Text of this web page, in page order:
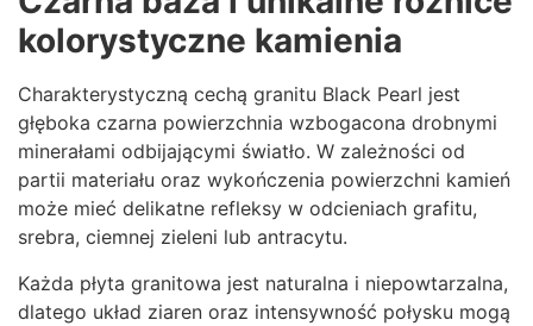
kolorystyczne kamienia
Charakterystyczną cechą granitu Black Pearl jest
głęboka czarna powierzchnia wzbogacona drobnymi
minerałami odbijającymi światło. W zależności od
partii materiału oraz wykończenia powierzchni kamień
może mieć delikatne refleksy w odcieniach grafitu,
srebra, ciemnej zieleni lub antracytu.
Każda płyta granitowa jest naturalna i niepowtarzalna,
dlatego układ ziaren oraz intensywność połysku mogą